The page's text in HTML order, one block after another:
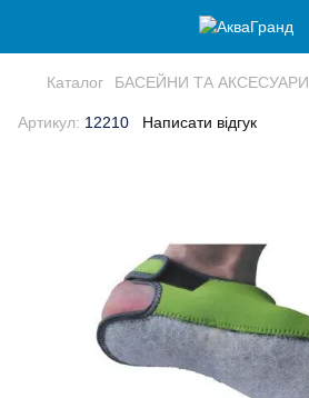
Каталог БАСЕЙНИ ТА АКСЕСУАРИ
Артикул: 12210 Написати відгук